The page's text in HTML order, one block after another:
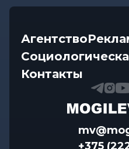
Агентство
Контакты
+375